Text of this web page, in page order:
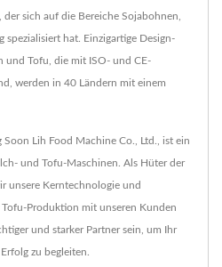
der sich auf die Bereiche Sojabohnen,
hat. Einzigartige Design-
und Tofu, die mit ISO- und CE-
werden in 40 Ländern mit einem
Soon Lih Food Machine Co., Ltd., ist ein
und Tofu-Maschinen. Als Hüter der
unsere Kerntechnologie und
Produktion mit unseren Kunden
und starker Partner sein, um Ihr
zu begleiten.